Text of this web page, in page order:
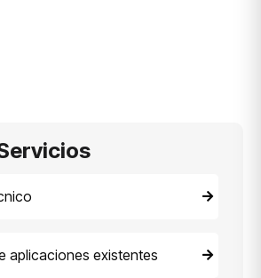
aplicaciones existentes